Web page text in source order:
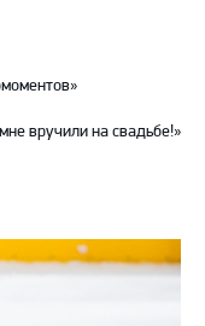
вручили на свадьбе!»